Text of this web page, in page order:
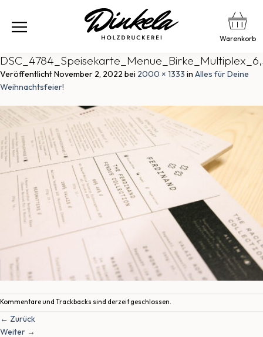
Warenkorb
VeröffentlichtNovember 2, 2022 bei 2000 × 1333 in Alles für Deine
Weihnachtsfeier!
Kommentare und Trackbacks sind derzeit geschlossen.
← Zurück
Weiter →